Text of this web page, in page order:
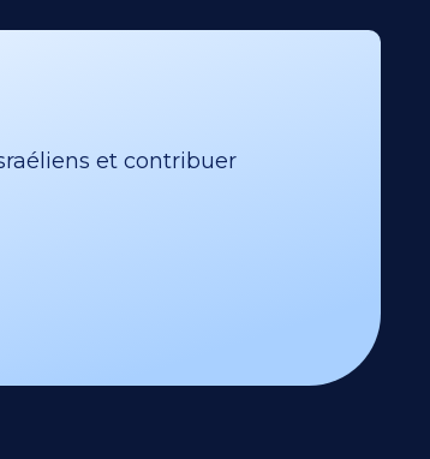
et contribuer